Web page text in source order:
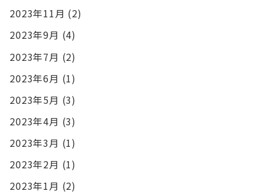
2023年11月 (2)
2023年9月 (4)
2023年7月 (2)
2023年6月 (1)
2023年5月 (3)
2023年4月 (3)
2023年3月 (1)
2023年2月 (1)
2023年1月 (2)